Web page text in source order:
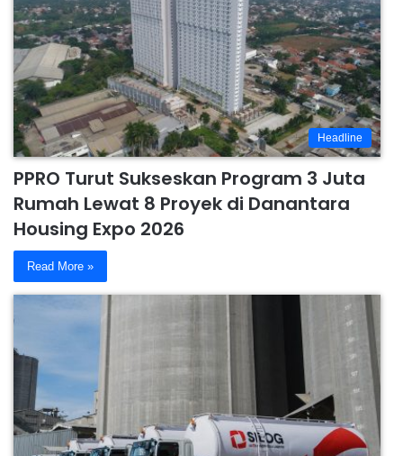
Headline
PPRO Turut Sukseskan Program 3 Juta
Rumah Lewat 8 Proyek di Danantara
Housing Expo 2026
Read More »